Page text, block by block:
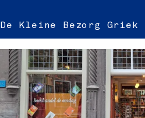
De Kleine Bezorg Griek